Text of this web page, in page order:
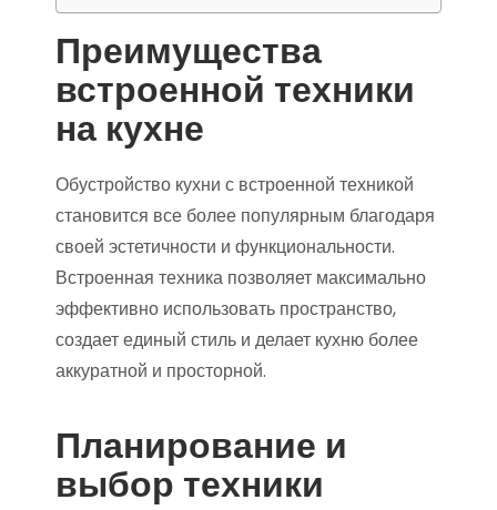
Преимущества
встроенной техники
на кухне
Обустройство кухни с встроенной техникой
становится все более популярным благодаря
своей эстетичности и функциональности.
Встроенная техника позволяет максимально
эффективно использовать пространство,
создает единый стиль и делает кухню более
аккуратной и просторной.
Планирование и
выбор техники